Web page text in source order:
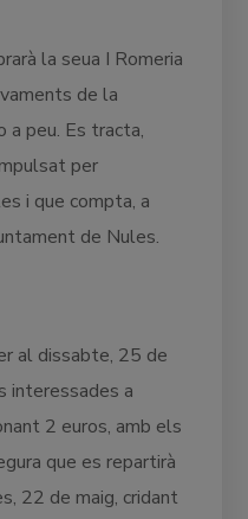
la seua I Romeria
de la
a peu. Es tracta,
per
i que compta, a
de Nules.
al dissabte, 25 de
interessades a
2 euros, amb els
que es repartirà
22 de maig, cridant